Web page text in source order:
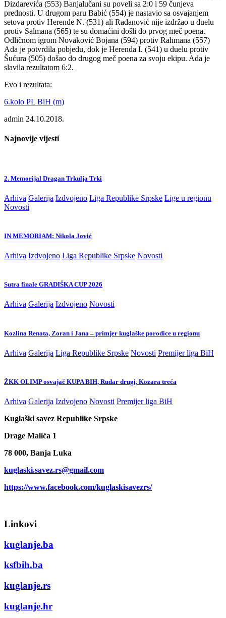
Dizdarevića (553) Banjalučani su poveli sa 2:0 i 59 čunjeva
prednosti. U drugom paru Babić (554) je nastavio sa osvajanjem
setova protiv Herende N. (531) ali Radanović nije izdržao u duelu
protiv Salmana (565) te su domaćini došli do prvog meč poena.
Odličnom igrom Novaković Bojana (594) protiv Rahmana (557)
Ada je potvrdila pobjedu, dok je Herenda I. (541) u duelu protiv
Šućura (505) došao do drugog meč poena za svoju ekipu. Ada je
slavila rezultatom 6:2.
Evo i rezultata:
6.kolo PL BiH (m)
admin 24.10.2018.
Najnovije vijesti
2. Memorijal Dragan Trkulja Trki
Arhiva Galerija Izdvojeno Liga Republike Srpske Lige u regionu
Novosti
IN MEMORIAM: Nikola Jović
Arhiva Izdvojeno Liga Republike Srpske Novosti
Sutra finale GRADIŠKA CUP 2026
Arhiva Galerija Izdvojeno Novosti
Kozlina Renata, Zoran i Jana – primjer kuglaške porodice u regionu
Arhiva Galerija Liga Republike Srpske Novosti Premijer liga BiH
ŽKK OLIMP osvajač KUPA BIH, Rudar drugi, Kozara treća
Arhiva Galerija Izdvojeno Novosti Premijer liga BiH
Kuglaški savez Republike Srpske
Drage Malića 1
78 000, Banja Luka
kuglaski.savez.rs@gmail.com
https://www.facebook.com/kuglaskisavezrs/
Linkovi
kuglanje.ba
ksfbih.ba
kuglanje.rs
kuglanje.hr